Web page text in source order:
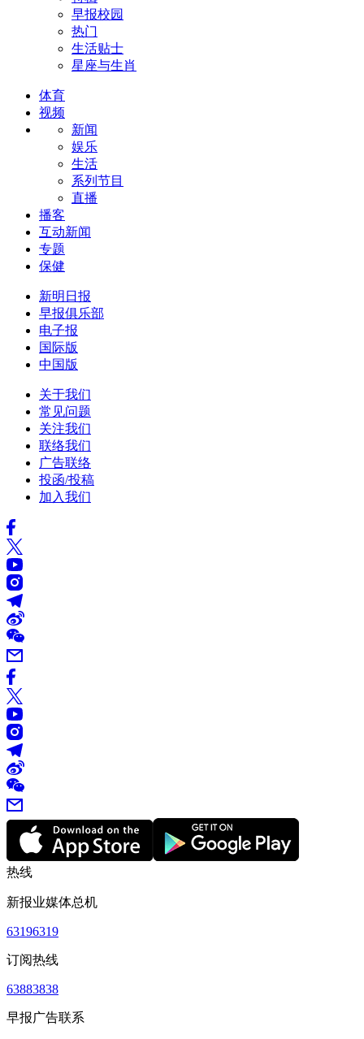
早报校园
热门
生活贴士
星座与生肖
体育
视频
新闻
娱乐
生活
系列节目
直播
播客
互动新闻
专题
保健
新明日报
早报俱乐部
电子报
国际版
中国版
关于我们
常见问题
关注我们
联络我们
广告联络
投函/投稿
加入我们
热线
新报业媒体总机
63196319
订阅热线
63883838
早报广告联系